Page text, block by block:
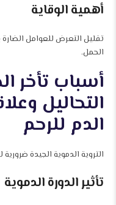
أهمية الوقاية
تقليل التعرض للعوامل
الحمل.
أسباب تأخر
التحاليل
الدم للرحم
التروية الدموية الجيدة
تأثير الدورة الدموية